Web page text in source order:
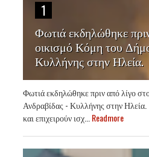
1
Φωτιά εκδηλώθηκε
οικισμό Κόμη του
Κυλλήνης στην Ηλεία.
Φωτιά εκδηλώθηκε πριν από λίγο
Ανδραβίδας - Κυλλήνης στην
και επιχειρούν ισχ... Readmore